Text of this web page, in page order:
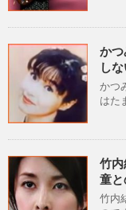
か
し
かつ
はた
竹
童と
竹内